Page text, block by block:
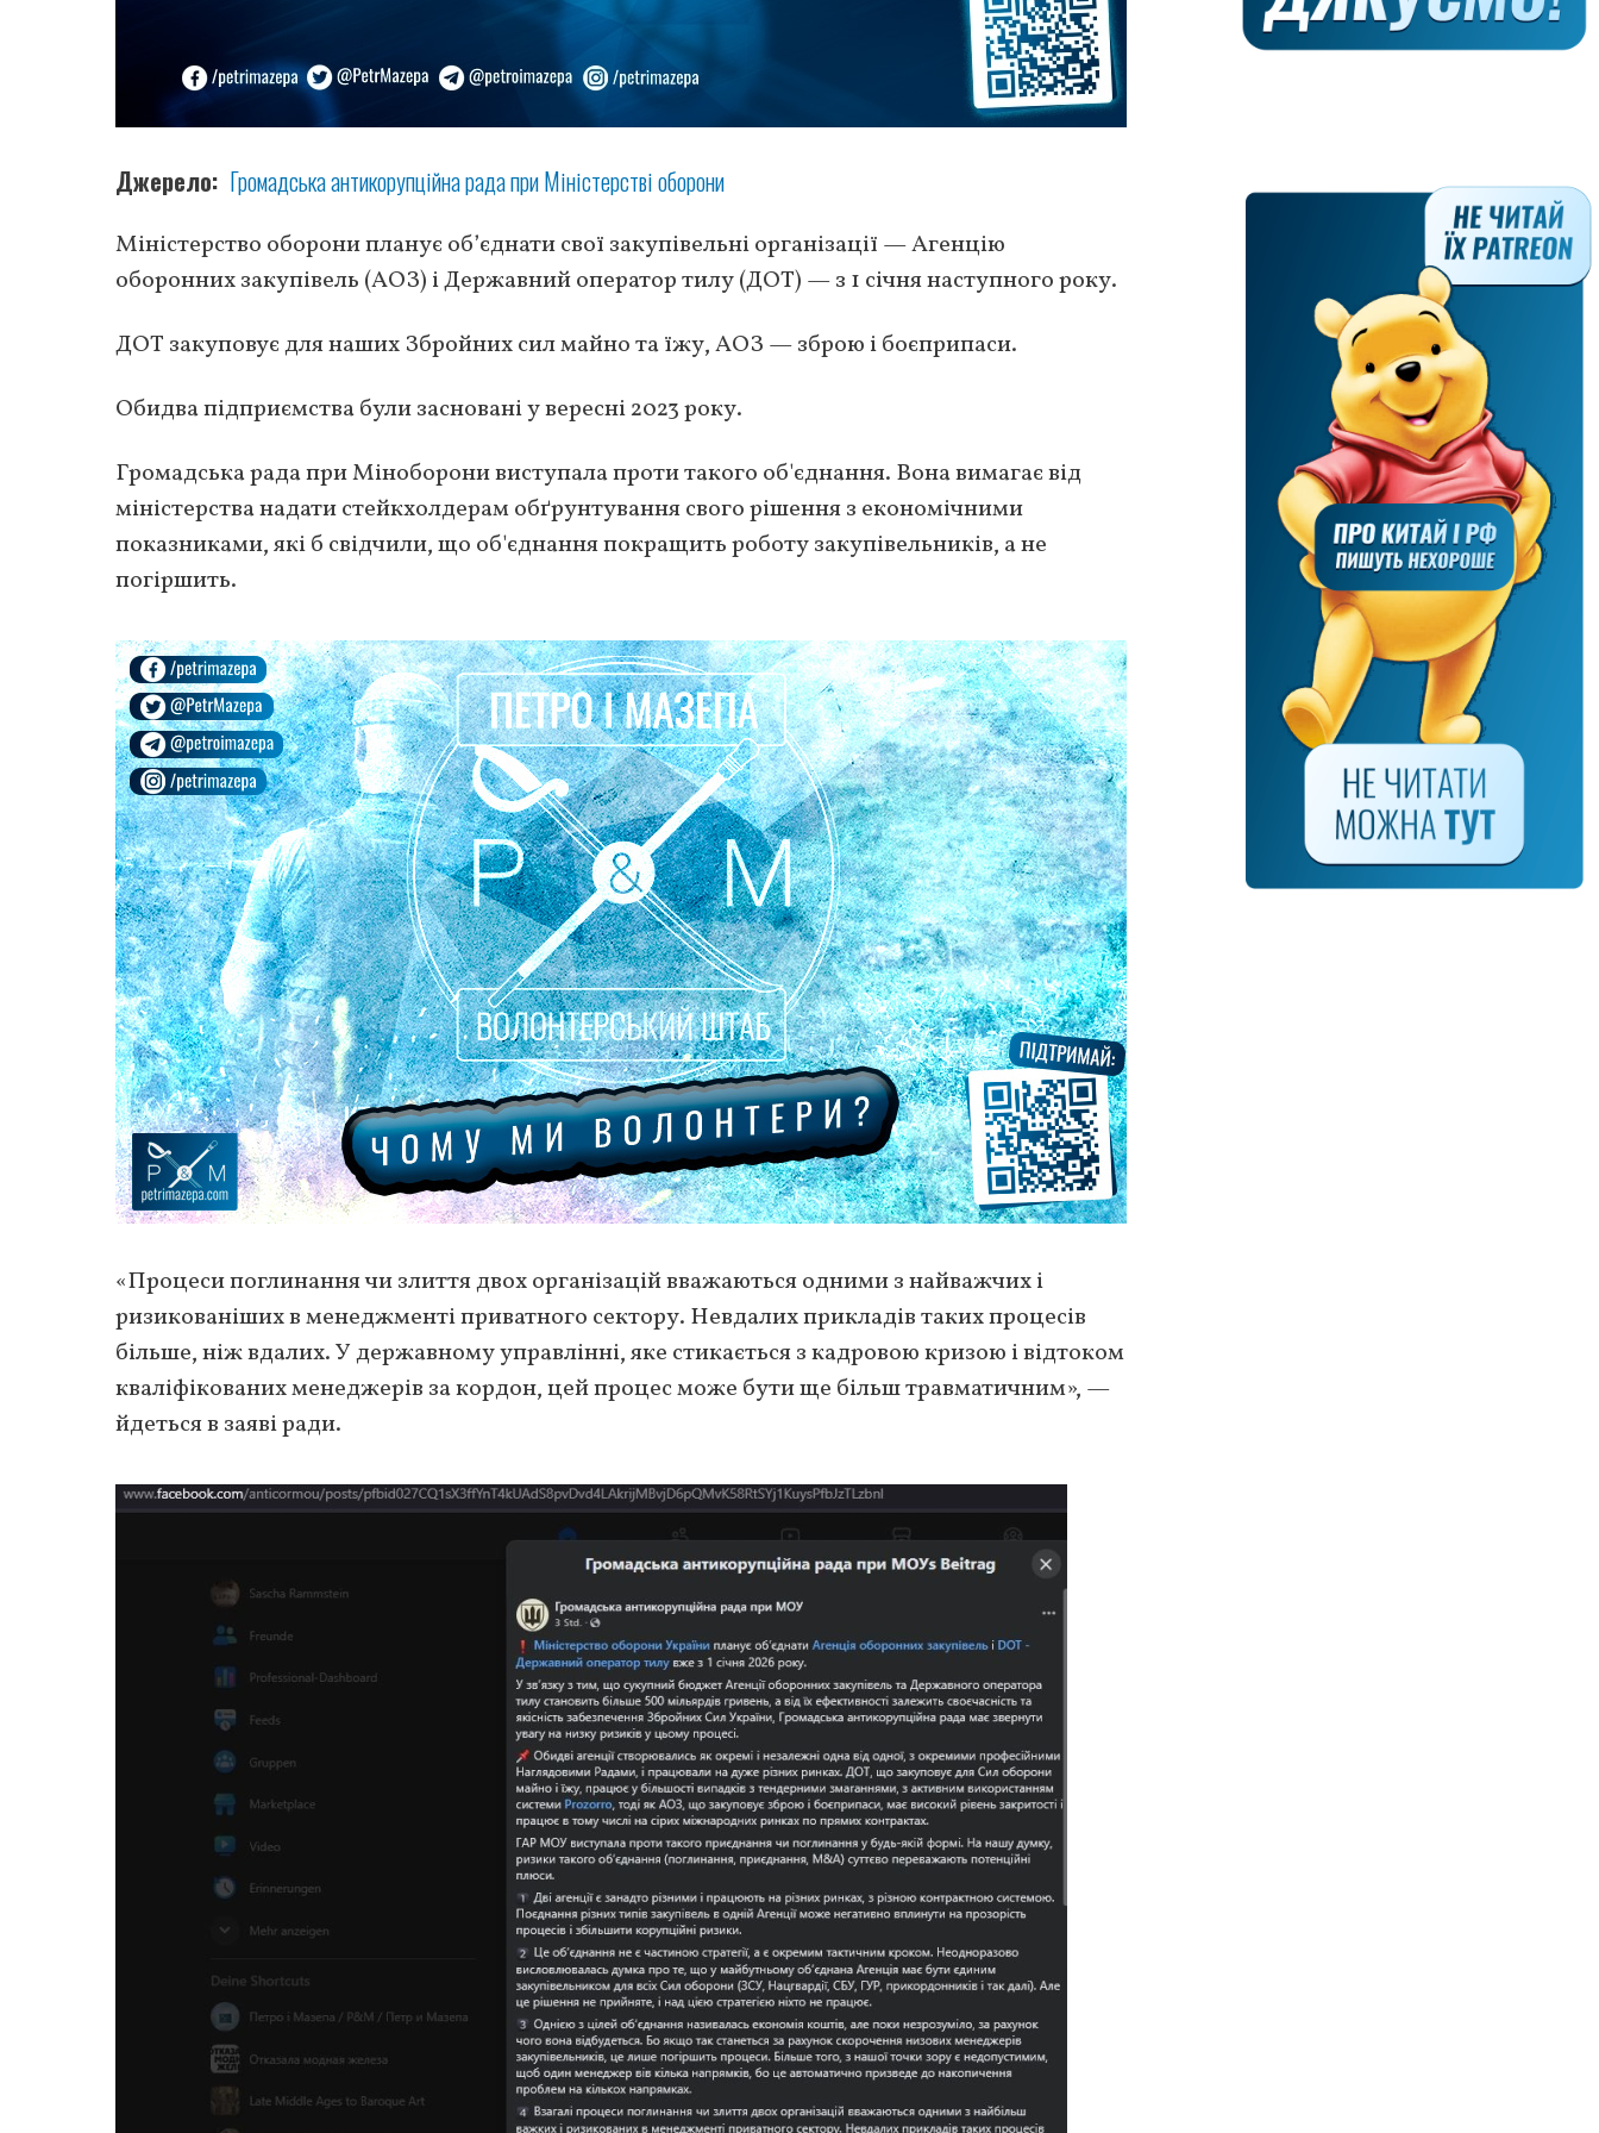
Джерело Громадська антикорупційна рада при Міністерстві оборони
Міністерство оборони планує об’єднати свої закупівельні організації — Агенцію
оборонних закупівель (АОЗ) і Державний оператор тилу (ДОТ) — з 1 січня наступного року.
ДОТ закуповує для наших Збройних сил майно та їжу, АОЗ — зброю і боєприпаси.
Обидва підприємства були засновані у вересні 2023 року.
Громадська рада при Міноборони виступала проти такого об'єднання. Вона вимагає від
міністерства надати стейкхолдерам обґрунтування свого рішення з економічними
показниками, які б свідчили, що об'єднання покращить роботу закупівельників, а не
погіршить.
«Процеси поглинання чи злиття двох організацій вважаються одними з найважчих і
ризикованіших в менеджменті приватного сектору. Невдалих прикладів таких процесів
більше, ніж вдалих. У державному управлінні, яке стикається з кадровою кризою і відтоком
кваліфікованих менеджерів за кордон, цей процес може бути ще більш травматичним», —
йдеться в заяві ради.